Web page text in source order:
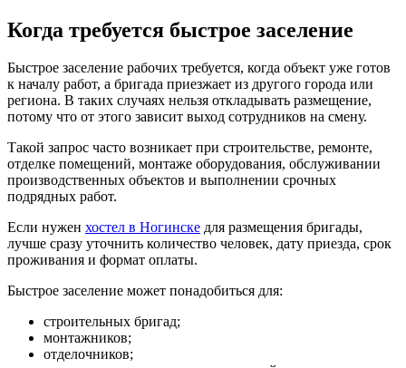
Когда требуется быстрое заселение
Быстрое заселение рабочих требуется, когда объект уже готов
к началу работ, а бригада приезжает из другого города или
региона. В таких случаях нельзя откладывать размещение,
потому что от этого зависит выход сотрудников на смену.
Такой запрос часто возникает при строительстве, ремонте,
отделке помещений, монтаже оборудования, обслуживании
производственных объектов и выполнении срочных
подрядных работ.
Если нужен хостел в Ногинске для размещения бригады,
лучше сразу уточнить количество человек, дату приезда, срок
проживания и формат оплаты.
Быстрое заселение может понадобиться для:
строительных бригад;
монтажников;
отделочников;